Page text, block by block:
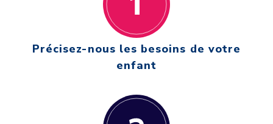
Précisez-nous les besoins de votre
enfant